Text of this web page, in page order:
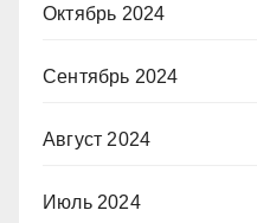
Октябрь 2024
Сентябрь 2024
Август 2024
Июль 2024